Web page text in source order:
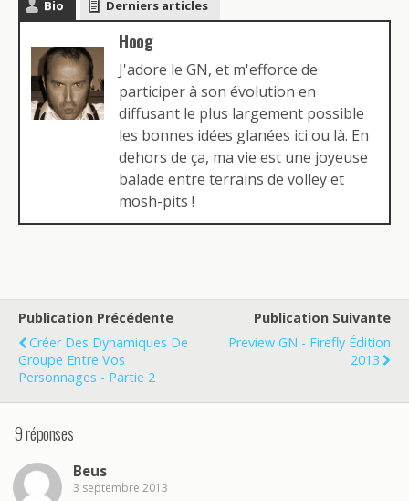
Bio Derniers articles
Hoog
J'adore le GN, et m'efforce de
participer à son évolution en
diffusant le plus largement possible
les bonnes idées glanées ici ou là. En
dehors de ça, ma vie est une joyeuse
balade entre terrains de volley et
mosh-pits !
Publication Précédente
Créer Des Dynamiques De
Groupe Entre Vos
Personnages - Partie 2
Publication Suivante
Preview GN - Firefly Édition
2013
9 réponses
Beus
3 septembre 2013